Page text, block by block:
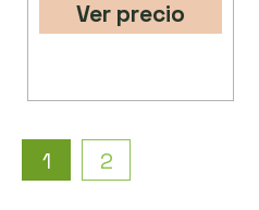
Ver precio
1 2